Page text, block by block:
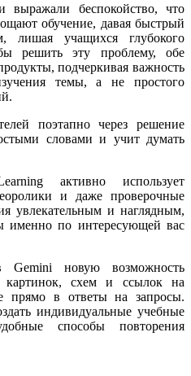
выражали беспокойство, что
обучение, давая быстрый
лишая учащихся глубокого
решить эту проблему, обе
подчеркивая важность
темы, а не простого
поэтапно через решение
словами и учит думать
активно использует
и даже проверочные
увлекательным и наглядным,
именно по интересующей вас
новую возможность
картинок, схем и ссылок на
прямо в ответы на запросы.
индивидуальные учебные
способы повторения